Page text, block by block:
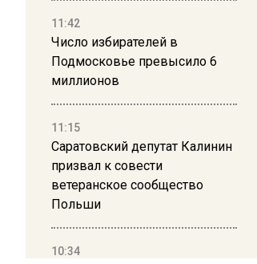
11:42
Число избирателей в
Подмосковье превысило 6
миллионов
11:15
Саратовский депутат Калинин
призвал к совести
ветеранское сообщество
Польши
10:34